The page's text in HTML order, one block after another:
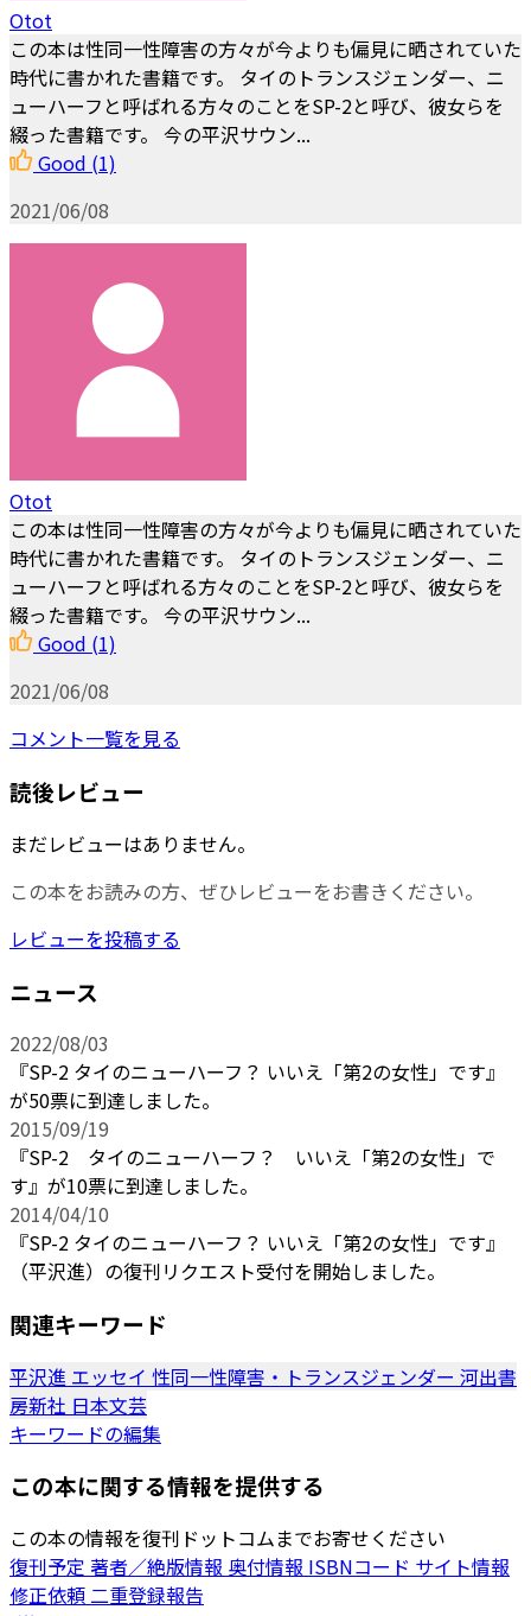
Otot
この本は性同一性障害の方々が今よりも偏見に晒されていた
時代に書かれた書籍です。 タイのトランスジェンダー、ニ
ューハーフと呼ばれる方々のことをSP-2と呼び、彼女らを
綴った書籍です。 今の平沢サウン...
Good (1)
2021/06/08
Otot
この本は性同一性障害の方々が今よりも偏見に晒されていた
時代に書かれた書籍です。 タイのトランスジェンダー、ニ
ューハーフと呼ばれる方々のことをSP-2と呼び、彼女らを
綴った書籍です。 今の平沢サウン...
Good (1)
2021/06/08
コメント一覧を見る
読後レビュー
まだレビューはありません。
この本をお読みの方、ぜひレビューをお書きください。
レビューを投稿する
ニュース
2022/08/03
『SP-2 タイのニューハーフ？ いいえ「第2の女性」です』
が50票に到達しました。
2015/09/19
『SP-2 タイのニューハーフ？ いいえ「第2の女性」で
す』が10票に到達しました。
2014/04/10
『SP-2 タイのニューハーフ？ いいえ「第2の女性」です』
（平沢進）の復刊リクエスト受付を開始しました。
関連キーワード
平沢進 エッセイ 性同一性障害・トランスジェンダー 河出書
房新社 日本文芸
キーワードの編集
この本に関する情報を提供する
この本の情報を復刊ドットコムまでお寄せください
復刊予定 著者／絶版情報 奥付情報 ISBNコード サイト情報
修正依頼二重登録報告